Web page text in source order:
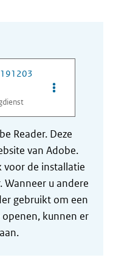
Opties van
Reader. Deze
van Adobe.
de installatie
Wanneer u andere
gebruikt om een
kunnen er